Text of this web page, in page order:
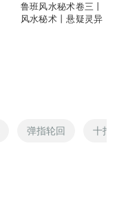
鲁班风水秘术卷三丨
风水秘术丨悬疑灵异
弹指轮回 十指